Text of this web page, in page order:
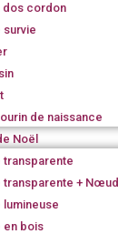
dos cordon
survie
de naissance
Noël
transparente
transparente + Nœud
lumineuse
en bois